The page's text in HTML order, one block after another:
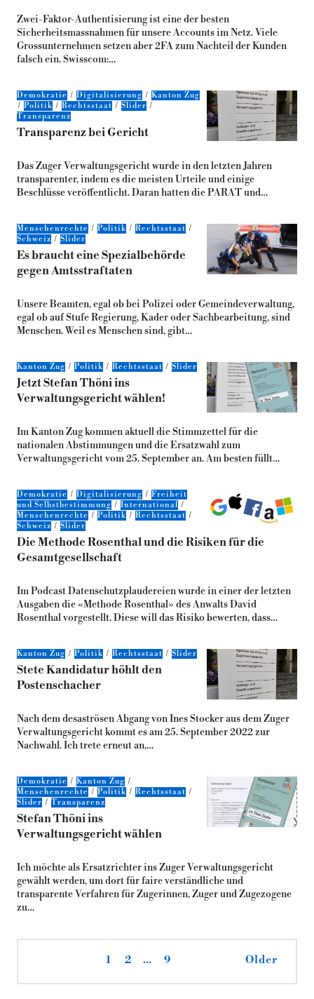
Zwei-Faktor-Authentisierung ist eine der besten
Sicherheitsmassnahmen für unsere Accounts im Netz. Viele
Grossunternehmen setzen aber 2FA zum Nachteil der Kunden
falsch ein. Swisscom:…
Demokratie Digitalisierung
Kanton Zug
Politik
Rechtsstaat
Slider
Transparenz
Transparenz bei Gericht
Das Zuger Verwaltungsgericht wurde in den letzten Jahren
transparenter, indem es die meisten Urteile und einige
Beschlüsse veröffentlicht. Daran hatten die PARAT und…
Menschenrechte Politik
Rechtsstaat
Schweiz
Slider
Es braucht eine Spezialbehörde
gegen Amtsstraftaten
Unsere Beamten, egal ob bei Polizei oder Gemeindeverwaltung,
egal ob auf Stufe Regierung, Kader oder Sachbearbeitung, sind
Menschen. Weil es Menschen sind, gibt…
Kanton Zug Politik Rechtsstaat Slider
Jetzt Stefan Thöni ins
Verwaltungsgericht wählen!
Im Kanton Zug kommen aktuell die Stimmzettel für die
nationalen Abstimmungen und die Ersatzwahl zum
Verwaltungsgericht vom 25. September an. Am besten füllt…
Demokratie Digitalisierung
Freiheit
und Selbstbestimmung
International
Menschenrechte
Politik
Rechtsstaat
Schweiz
Slider
Die Methode Rosenthal und die Risiken für die
Gesamtgesellschaft
Im Podcast Datenschutzplaudereien wurde in einer der letzten
Ausgaben die «Methode Rosenthal» des Anwalts David
Rosenthal vorgestellt. Diese will das Risiko bewerten, dass…
Kanton Zug Politik Rechtsstaat Slider
Stete Kandidatur höhlt den
Postenschacher
Nach dem desaströsen Abgang von Ines Stocker aus dem Zuger
Verwaltungsgericht kommt es am 25. September 2022 zur
Nachwahl. Ich trete erneut an,…
Demokratie
Kanton Zug
Menschenrechte
Politik
Rechtsstaat
Slider
Transparenz
Stefan Thöni ins
Verwaltungsgericht wählen
Ich möchte als Ersatzrichter ins Zuger Verwaltungsgericht
gewählt werden, um dort für faire verständliche und
transparente Verfahren für Zugerinnen, Zuger und Zugezogene
zu…
1 2 … 9 Older